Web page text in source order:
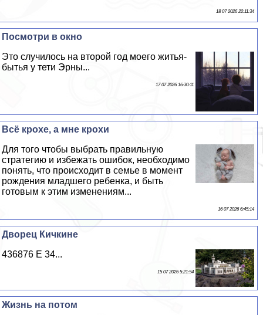
18 07 2026 22:11:34
Посмотри в окно
Это случилось на второй год моего житья-
бытья у тети Эрны...
17 07 2026 16:30:11
Всё крохе, а мне крохи
Для того чтобы выбрать правильную
стратегию и избежать ошибок, необходимо
понять, что происходит в семье в момент
рождения младшего ребенка, и быть
готовым к этим изменениям...
16 07 2026 6:45:14
Дворец Кичкине
436876 E 34...
15 07 2026 5:21:54
Жизнь на потом